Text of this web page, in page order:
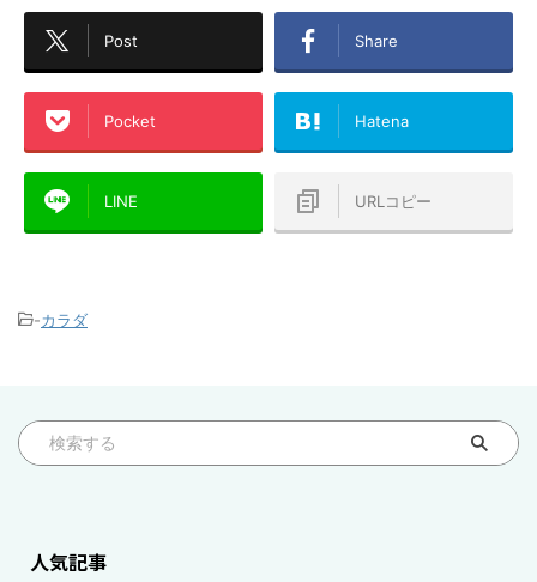
Post Share
Pocket Hatena
LINE URLコピー
-カラダ